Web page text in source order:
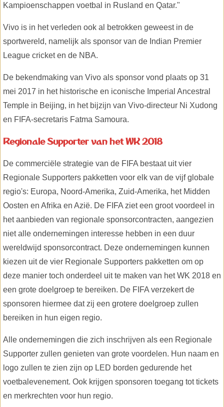
Kampioenschappen voetbal in Rusland en Qatar."
Vivo is in het verleden ook al betrokken geweest in de
sportwereld, namelijk als sponsor van de Indian Premier
League cricket en de NBA.
De bekendmaking van Vivo als sponsor vond plaats op 31
mei 2017 in het historische en iconische Imperial Ancestral
Temple in Beijing, in het bijzijn van Vivo-directeur Ni Xudong
en FIFA-secretaris Fatma Samoura.
Regionale Supporter van het WK 2018
De commerciële strategie van de FIFA bestaat uit vier
Regionale Supporters pakketten voor elk van de vijf globale
regio's: Europa, Noord-Amerika, Zuid-Amerika, het Midden
Oosten en Afrika en Azië. De FIFA ziet een groot voordeel in
het aanbieden van regionale sponsorcontracten, aangezien
niet alle ondernemingen interesse hebben in een duur
wereldwijd sponsorcontract. Deze ondernemingen kunnen
kiezen uit de vier Regionale Supporters pakketten om op
deze manier toch onderdeel uit te maken van het WK 2018 en
een grote doelgroep te bereiken. De FIFA verzekert de
sponsoren hiermee dat zij een grotere doelgroep zullen
bereiken in hun eigen regio.
Alle ondernemingen die zich inschrijven als een Regionale
Supporter zullen genieten van grote voordelen. Hun naam en
logo zullen te zien zijn op LED borden gedurende het
voetbalevenement. Ook krijgen sponsoren toegang tot tickets
en merkrechten voor hun regio.